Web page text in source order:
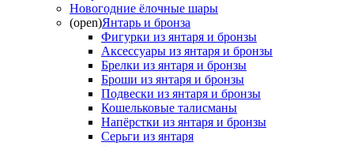
Новогодние ёлочные шары
(open)Янтарь и бронза
Фигурки из янтаря и бронзы
Аксессуары из янтаря и бронзы
Брелки из янтаря и бронзы
Броши из янтаря и бронзы
Подвески из янтаря и бронзы
Кошельковые талисманы
Напёрстки из янтаря и бронзы
Серьги из янтаря